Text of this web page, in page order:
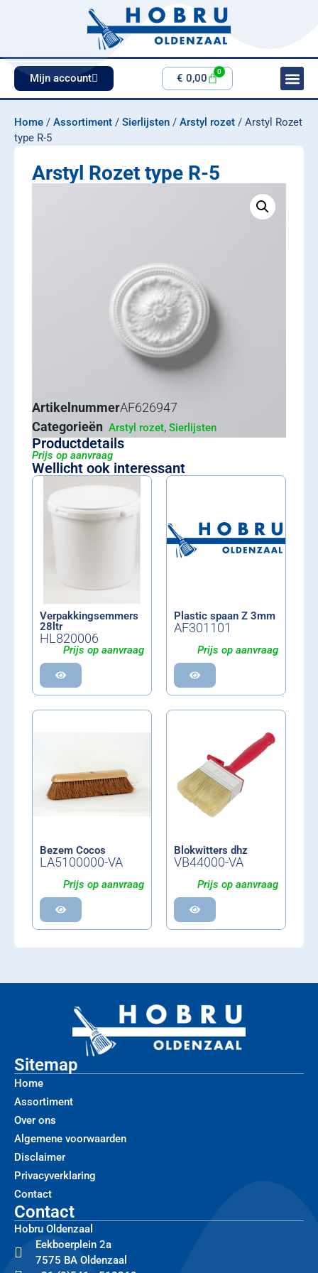
Mijn account € 0,00
0
Home / Assortiment / Sierlijsten / Arstyl rozet / Arstyl Rozet
type R-5
Arstyl Rozet type R-5
ArtikelnummerAF626947
Categorieën Arstyl rozet, Sierlijsten
Productdetails
Prijs op aanvraag
Wellicht ook interessant
Verpakkingsemmers
28ltr
HL820006
Prijs op aanvraag
Plastic spaan Z 3mm
AF301101
Prijs op aanvraag
Bezem Cocos
LA5100000-VA
Prijs op aanvraag
Blokwitters dhz
VB44000-VA
Prijs op aanvraag
Sitemap
Home
Assortiment
Over ons
Algemene voorwaarden
Disclaimer
Privacyverklaring
Contact
Contact
Hobru Oldenzaal
Eekboerplein 2a
7575 BA Oldenzaal